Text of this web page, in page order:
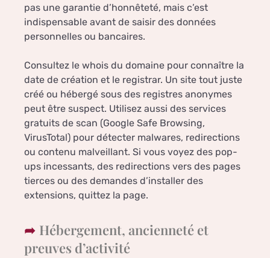
pas une garantie d’honnêteté, mais c’est
indispensable avant de saisir des données
personnelles ou bancaires.
Consultez le whois du domaine pour connaître la
date de création et le registrar. Un site tout juste
créé ou hébergé sous des registres anonymes
peut être suspect. Utilisez aussi des services
gratuits de scan (Google Safe Browsing,
VirusTotal) pour détecter malwares, redirections
ou contenu malveillant. Si vous voyez des pop-
ups incessants, des redirections vers des pages
tierces ou des demandes d’installer des
extensions, quittez la page.
Hébergement, ancienneté et
preuves d’activité